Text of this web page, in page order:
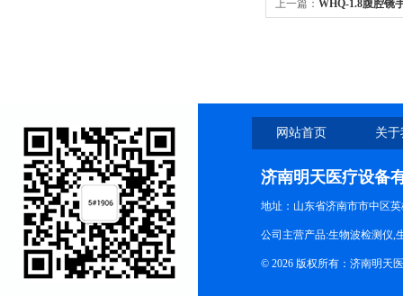
上一篇： WHQ-1.8腹腔镜
网站首页 关
济南明天医疗设备
地址：山东省济南市市中区
公司主营产品:生物波检测仪,
© 2026 版权所有：济南明天